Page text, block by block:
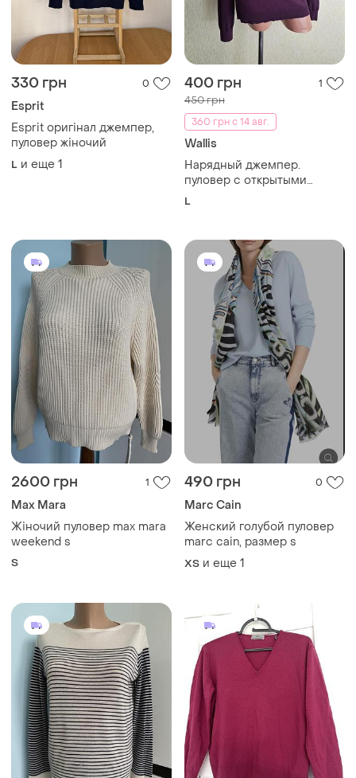
330 грн 0
Esprit
Esprit оригінал джемпер,
пуловер жіночий
L и еще 1
400 грн 1
450 грн
360 грн с 14 авг.
Wallis
Нарядный джемпер.
пуловер с открытыми
плечами. свитер.
L
2600 грн 1
Max Mara
Жіночий пуловер max mara
weekend s
S
490 грн 0
Marc Cain
Женский голубой пуловер
marc cain, размер s
ХS и еще 1